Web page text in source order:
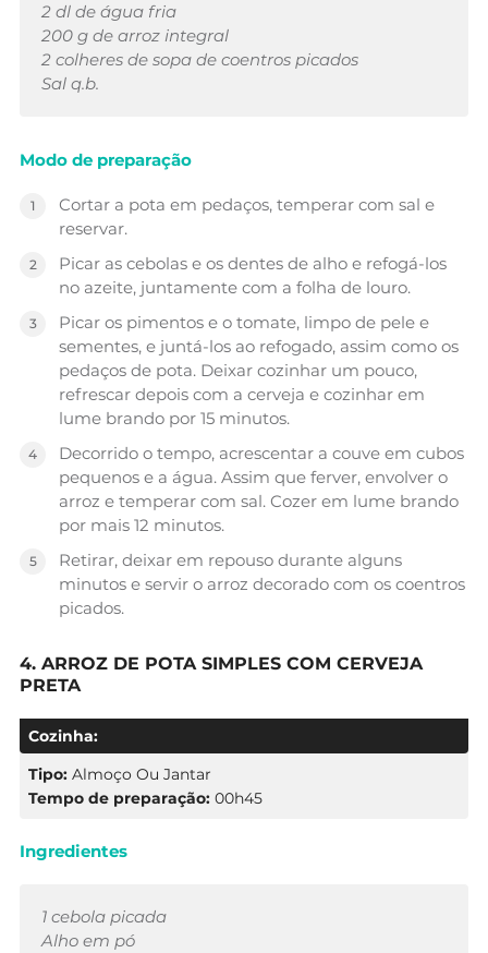
2 dl de água fria
200 g de arroz integral
2 colheres de sopa de coentros picados
Sal q.b.
Modo de preparação
Cortar a pota em pedaços, temperar com sal e
reservar.
Picar as cebolas e os dentes de alho e refogá-los
no azeite, juntamente com a folha de louro.
Picar os pimentos e o tomate, limpo de pele e
sementes, e juntá-los ao refogado, assim como os
pedaços de pota. Deixar cozinhar um pouco,
refrescar depois com a cerveja e cozinhar em
lume brando por 15 minutos.
Decorrido o tempo, acrescentar a couve em cubos
pequenos e a água. Assim que ferver, envolver o
arroz e temperar com sal. Cozer em lume brando
por mais 12 minutos.
Retirar, deixar em repouso durante alguns
minutos e servir o arroz decorado com os coentros
picados.
4. ARROZ DE POTA SIMPLES COM CERVEJA
PRETA
Cozinha:
Tipo: Almoço Ou Jantar
Tempo de preparação: 00h45
Ingredientes
1 cebola picada
Alho em pó